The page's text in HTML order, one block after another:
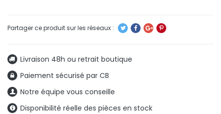
Livraison 48h ou retrait boutique
Paiement sécurisé par CB
Notre équipe vous conseille
Disponibilité réelle des pièces en stock